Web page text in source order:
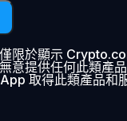
限於顯示
意提供任何此類產
取得此類產品和